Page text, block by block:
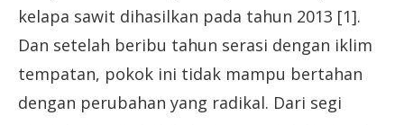
kelapa sawit dihasilkan pada tahun 2013 [1].
Dan setelah beribu tahun serasi dengan iklim
tempatan, pokok ini tidak mampu bertahan
dengan perubahan yang radikal. Dari segi